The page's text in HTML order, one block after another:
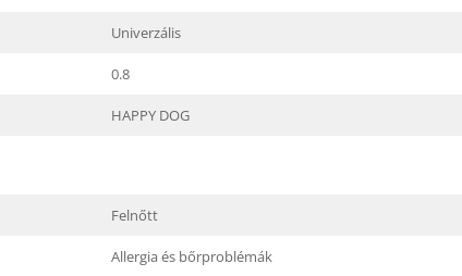
Univerzális
0.8
HAPPY DOG
Felnőtt
Allergia és bőrproblémák